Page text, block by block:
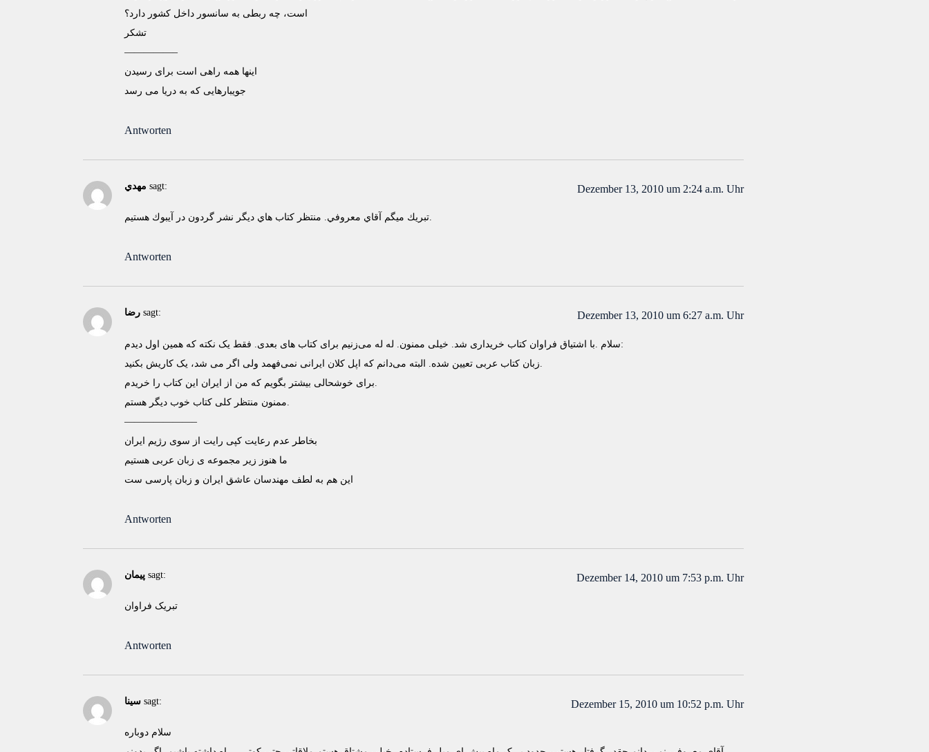
است، چه ربطی به سانسور داخل کشور دارد؟
تشکر
—————–
اينها همه راهی است برای رسيدن
جويبارهايی که به دريا می رسد
Antworten
مهدي sagt: Dezember 13, 2010 um 2:24 a.m. Uhr
تبريك ميگم آقاي معروفي. منتظر كتاب هاي ديگر نشر گردون در آيبوك هستيم.
Antworten
رضا sagt: Dezember 13, 2010 um 6:27 a.m. Uhr
سلام .با اشتیاق فراوان کتاب خریداری شد. خیلی ممنون. له له می‌زنیم برای کتاب های بعدی. فقط یک نکته که همین اول دیدم:
———————–
بخاطر عدم رعايت کپی رايت از سوی رژيم ايران
ما هنوز زير مجموعه ی زبان عربی هستيم
اين هم به لطف مهندسان عاشق ايران و زبان پارسی ست
Antworten
پیمان sagt: Dezember 14, 2010 um 7:53 p.m. Uhr
تبریک فراوان
Antworten
سینا sagt: Dezember 15, 2010 um 10:52 p.m. Uhr
سلام دوباره